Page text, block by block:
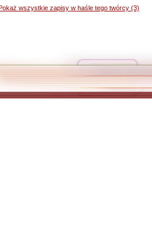
wszystkie zapisy w haśle tego twórcy (3)